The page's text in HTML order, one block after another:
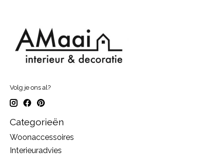
Volg je ons al?
Categorieën
Woonaccessoires
Interieuradvies